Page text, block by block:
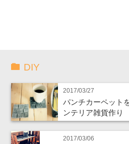
DIY
2017/03/27
パンチカーペット
ンテリア雑貨作り
2017/03/06